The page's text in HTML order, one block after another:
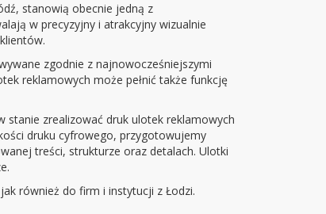
stanowią obecnie jedną z
w precyzyjny i atrakcyjny wizualnie
zgodnie z najnowocześniejszymi
reklamowych może pełnić także funkcję
stanie zrealizować druk ulotek reklamowych
druku cyfrowego, przygotowujemy
treści, strukturze oraz detalach. Ulotki
również do firm i instytucji z Łodzi.